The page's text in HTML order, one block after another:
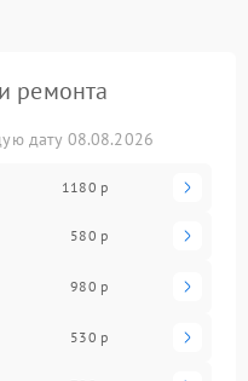
ремонта
дату 08.08.2026
1180 р
580 р
980 р
530 р